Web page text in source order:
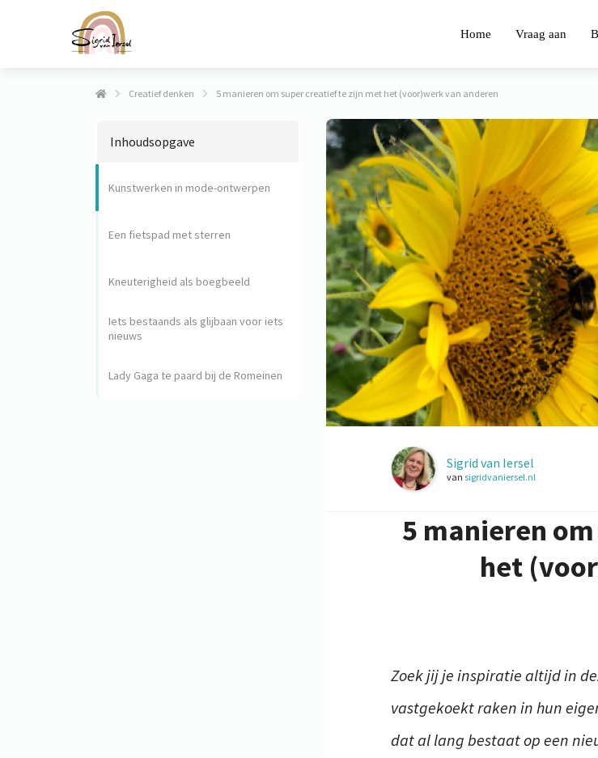
Home Vraag aan
Creatief denken 5 manieren om super creatief te zijn met het (voor)werk van anderen
Inhoudsopgave
Kunstwerken in mode-ontwerpen
Een fietspad met sterren
Kneuterigheid als boegbeeld
Iets bestaands als glijbaan voor iets
nieuws
Lady Gaga te paard bij de Romeinen
Sigrid van Iersel
van sigridvaniersel.nl
5 manieren
het
Zoek jij je inspiratie altijd in
vastgekoekt raken in hun
dat al lang bestaat op een